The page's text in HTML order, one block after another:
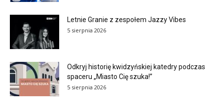
Letnie Granie z zespołem Jazzy Vibes
5 sierpnia 2026
Odkryj historię kwidzyńskiej katedry podczas
spaceru „Miasto Cię szuka!”
5 sierpnia 2026